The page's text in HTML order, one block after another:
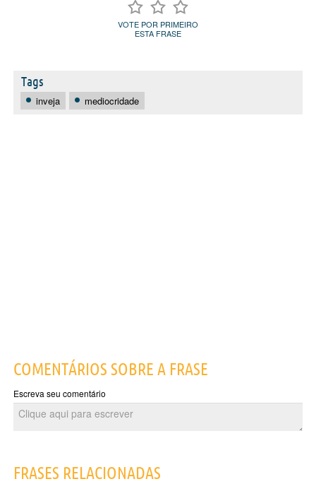
VOTE POR PRIMEIRO
ESTA FRASE
Tags
inveja mediocridade
COMENTÁRIOS SOBRE A FRASE
Escreva seu comentário
FRASES RELACIONADAS